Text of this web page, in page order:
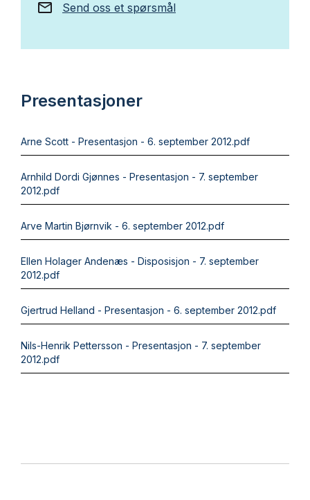
Send oss et spørsmål
Presentasjoner
Arne Scott - Presentasjon - 6. september 2012.pdf
Arnhild Dordi Gjønnes - Presentasjon - 7. september
2012.pdf
Arve Martin Bjørnvik - 6. september 2012.pdf
Ellen Holager Andenæs - Disposisjon - 7. september
2012.pdf
Gjertrud Helland - Presentasjon - 6. september 2012.pdf
Nils-Henrik Pettersson - Presentasjon - 7. september
2012.pdf